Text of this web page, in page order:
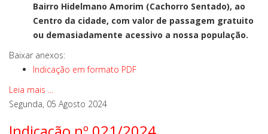
Bairro Hidelmano Amorim (Cachorro Sentado), ao
Centro da cidade, com valor de passagem gratuito
ou demasiadamente acessivo a nossa população.
Baixar anexos:
Indicação em formato PDF
Leia mais ...
Segunda, 05 Agosto 2024